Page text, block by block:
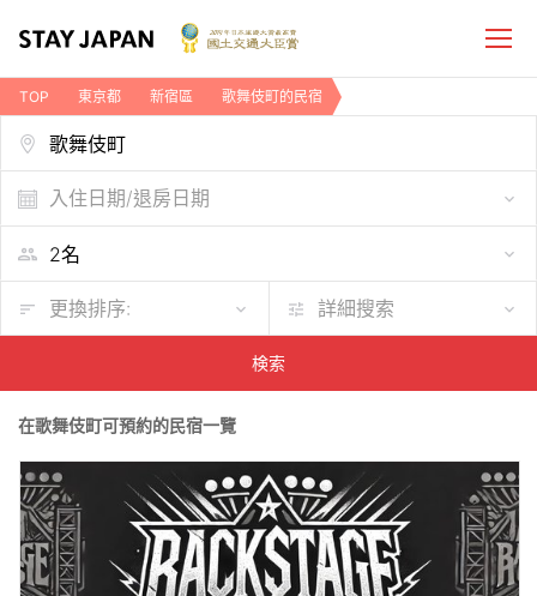
TOP 東京都 新宿區 歌舞伎町的民宿
入住日期/退房日期
更換排序: 詳細搜索
検索
在歌舞伎町可預約的民宿一覽